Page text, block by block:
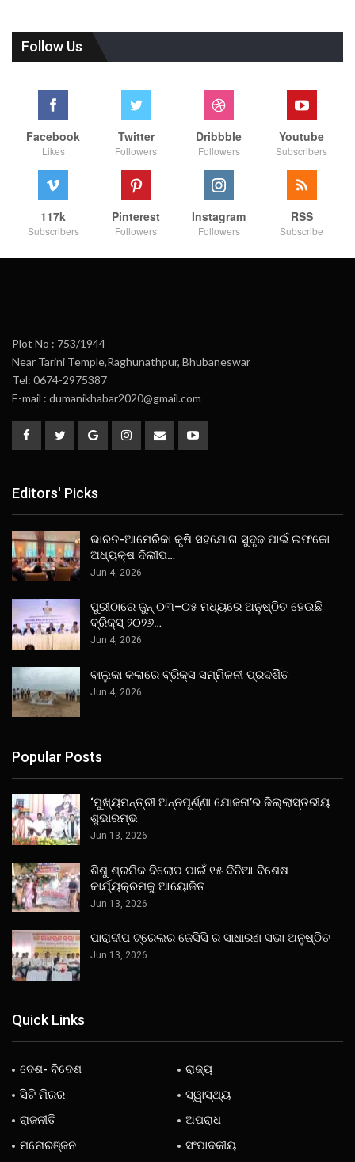
Follow Us
Facebook
Likes
Twitter
Followers
Dribbble
Followers
Youtube
Subscribers
117k
Subscribers
Pinterest
Followers
Instagram
Followers
RSS
Subscribe
Plot No : 753/1944
Near Tarini Temple,Raghunathpur, Bhubaneswar
Tel: 0674-2975387
E-mail : dumanikhabar2020@gmail.com
Editors' Picks
ଭାରତ-ଆମେରିକା କୃଷି ସହଯୋଗ ସୁଦୃଢ ପାଇଁ ଇଫକୋ
ଅଧ୍ୟକ୍ଷ ଦିଲୀପ…
Jun 4, 2026
ପୁରୀଠାରେ ଜୁନ୍ ୦୩–୦୫ ମଧ୍ୟରେ ଅନୁଷ୍ଠିତ ହେଉଛି
ବ୍ରିକ୍ସ୍ ୨୦୨୬…
Jun 4, 2026
ବାଲୁକା କଳାରେ ବ୍ରିକ୍ସ ସମ୍ମିଳନୀ ପ୍ରଦର୍ଶିତ
Jun 4, 2026
Popular Posts
‘ମୁଖ୍ୟମନ୍ତ୍ରୀ ଅନ୍ନପୂର୍ଣ୍ଣା ଯୋଜନା’ର ଜିଲ୍ଲାସ୍ତରୀୟ
ଶୁଭାରମ୍ଭ
Jun 13, 2026
ଶିଶୁ ଶ୍ରମିକ ବିଲୋପ ପାଇଁ ୧୫ ଦିନିଆ ବିଶେଷ
କାର୍ଯ୍ୟକ୍ରମକୁ ଆୟୋଜିତ
Jun 13, 2026
ପାରାଦୀପ ଟ୍ରେଲର ଜେସିସି ର ସାଧାରଣ ସଭା ଅନୁଷ୍ଠିତ
Jun 13, 2026
Quick Links
ଦେଶ- ବିଦେଶ
ରାଜ୍ୟ
ସିଟି ମିରର
ସ୍ୱାସ୍ଥ୍ୟ
ରାଜନୀତି
ଅପରାଧ
ମନୋରଞ୍ଜନ
ସଂପାଦକୀୟ